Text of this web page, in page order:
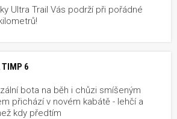
Ultra Trail Vás podrží při pořádné
TIMP 6
bota na běh i chůzi smíšeným
přichází v novém kabátě - lehčí a
kdy předtím